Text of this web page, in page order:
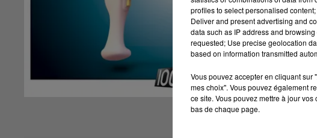
profiles to select personalised
Deliver and present advertising and
data such as IP address and
requested; Use precise geolocation
based on information transmitted
Vous pouvez accepter en cliquant sur
mes choix". Vous pouvez également
ce site. Vous pouvez mettre à jour
bas de chaque page.